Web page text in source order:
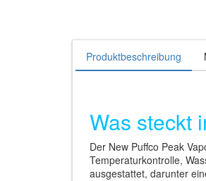
Produktbeschreibung
Was steckt
Der New Puffco Peak
Temperaturkontrolle,
ausgestattet, darunter